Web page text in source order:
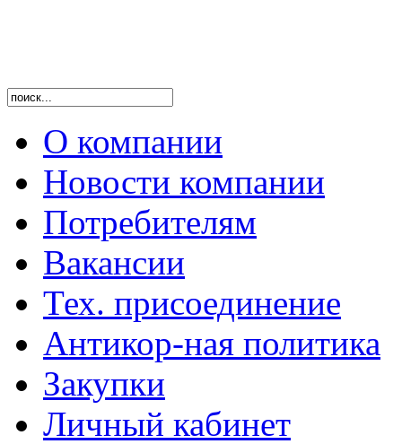
О компании
Новости компании
Потребителям
Вакансии
Тех. присоединение
Антикор-ная политика
Закупки
Личный кабинет